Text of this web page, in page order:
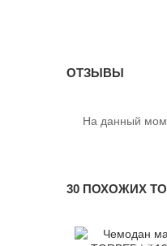
ОТЗЫВЫ
На данный
30 ПОХОЖИХ